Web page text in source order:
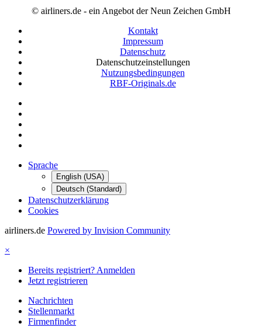
© airliners.de - ein Angebot der Neun Zeichen GmbH
Kontakt
Impressum
Datenschutz
Datenschutzeinstellungen
Nutzungsbedingungen
RBF-Originals.de
Sprache
English (USA)
Deutsch (Standard)
Datenschutzerklärung
Cookies
airliners.de Powered by Invision Community
×
Bereits registriert? Anmelden
Jetzt registrieren
Nachrichten
Stellenmarkt
Firmenfinder